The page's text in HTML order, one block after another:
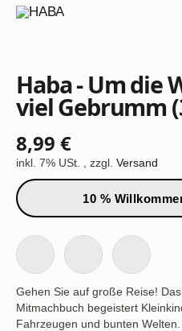
Haba - Um die
viel Gebrumm
8,99 €
inkl. 7% USt. , zzgl. Versand
10 %
Gehen Sie auf große Reise!
Mitmachbuch begeistert
Fahrzeugen und bunten Welten.